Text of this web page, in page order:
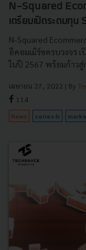
N-Squared
เตรียมเปิดระดมทุ
N-Squared
อีคอมเมิร์ซครบวงจร
ในปี 2567 พร้อมก้าวสู่
เมษายน 27, 2022 | By
114
News series-b